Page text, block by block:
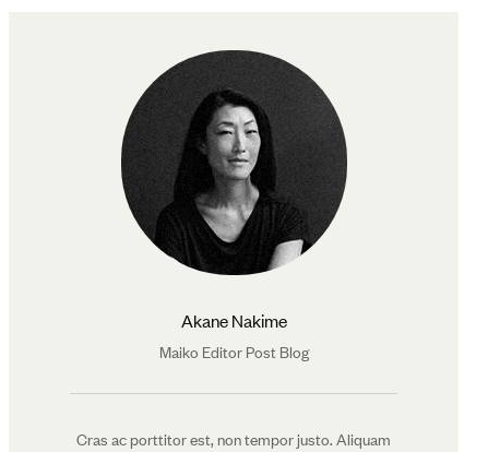
Akane Nakime
Maiko Editor Post Blog
Cras ac porttitor est, non tempor justo. Aliquam